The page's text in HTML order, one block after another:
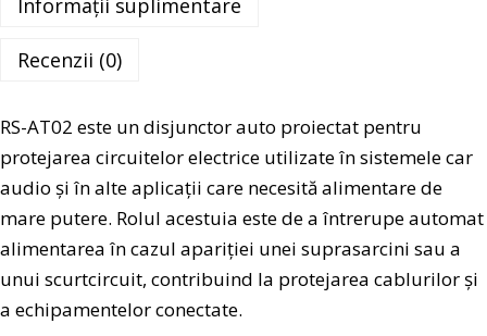
Recenzii (0)
RS-AT02 este un disjunctor auto proiectat pentru
protejarea circuitelor electrice utilizate în sistemele car
audio și în alte aplicații care necesită alimentare de
mare putere. Rolul acestuia este de a întrerupe automat
alimentarea în cazul apariției unei suprasarcini sau a
unui scurtcircuit, contribuind la protejarea cablurilor și
a echipamentelor conectate.